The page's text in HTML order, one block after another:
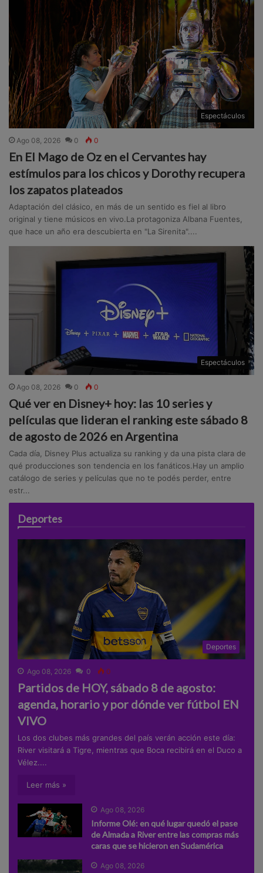
Espectáculos
Ago 08, 2026 0 0
En El Mago de Oz en el Cervantes hay
estímulos para los chicos y Dorothy recupera
los zapatos plateados
Adaptación del clásico, en más de un sentido es fiel al libro
original y tiene músicos en vivo.La protagoniza Albana Fuentes,
que hace un año era descubierta en "La Sirenita"....
Espectáculos
Ago 08, 2026 0 0
Qué ver en Disney+ hoy: las 10 series y
películas que lideran el ranking este sábado 8
de agosto de 2026 en Argentina
Cada día, Disney Plus actualiza su ranking y da una pista clara de
qué producciones son tendencia en los fanáticos.Hay un amplio
catálogo de series y películas que no te podés perder, entre
estr...
Deportes
Deportes
Ago 08, 2026 0 0
Partidos de HOY, sábado 8 de agosto:
agenda, horario y por dónde ver fútbol EN
VIVO
Los dos clubes más grandes del país verán acción este día:
River visitará a Tigre, mientras que Boca recibirá en el Duco a
Vélez....
Leer más »
Ago 08, 2026
Informe Olé: en qué lugar quedó el pase
de Almada a River entre las compras más
caras que se hicieron en Sudamérica
Ago 08, 2026